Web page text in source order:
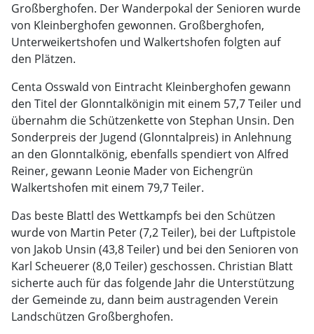
Großberghofen. Der Wanderpokal der Senioren wurde
von Kleinberghofen gewonnen. Großberghofen,
Unterweikertshofen und Walkertshofen folgten auf
den Plätzen.
Centa Osswald von Eintracht Kleinberghofen gewann
den Titel der Glonntalkönigin mit einem 57,7 Teiler und
übernahm die Schützenkette von Stephan Unsin. Den
Sonderpreis der Jugend (Glonntalpreis) in Anlehnung
an den Glonntalkönig, ebenfalls spendiert von Alfred
Reiner, gewann Leonie Mader von Eichengrün
Walkertshofen mit einem 79,7 Teiler.
Das beste Blattl des Wettkampfs bei den Schützen
wurde von Martin Peter (7,2 Teiler), bei der Luftpistole
von Jakob Unsin (43,8 Teiler) und bei den Senioren von
Karl Scheuerer (8,0 Teiler) geschossen. Christian Blatt
sicherte auch für das folgende Jahr die Unterstützung
der Gemeinde zu, dann beim austragenden Verein
Landschützen Großberghofen.